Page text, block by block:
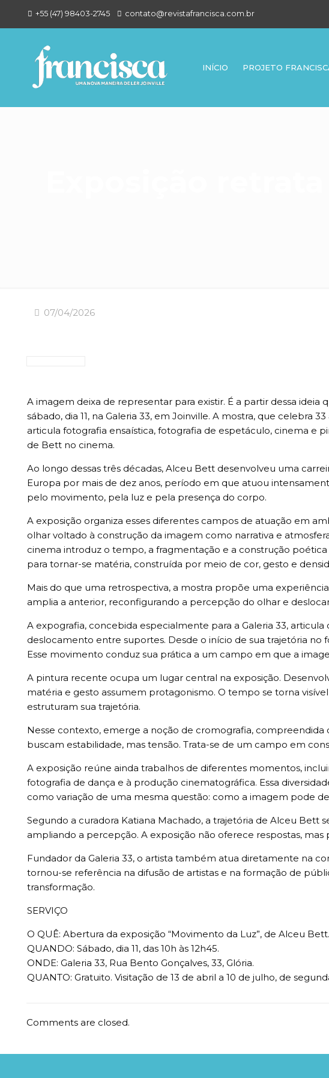
+55 (47) 98403-2745 contato@revistafrancisca.com.br
INÍCIO PROJETO
07/04/2026
A imagem deixa de representar para existir. É a partir dessa ideia
sábado, dia 11, na Galeria 33, em Joinville. A mostra, que
articula fotografia ensaística, fotografia de espetáculo, cinema e
de Bett no cinema.
Ao longo dessas três décadas, Alceu Bett desenvolveu uma
Europa por mais de dez anos, período em que atuou
pelo movimento, pela luz e pela presença do corpo.
A exposição organiza esses diferentes campos de atuação em
olhar voltado à construção da imagem como narrativa e
cinema introduz o tempo, a fragmentação e a construção
para tornar-se matéria, construída por meio de cor, gesto e
Mais do que uma retrospectiva, a mostra propõe uma
amplia a anterior, reconfigurando a percepção do olhar e
A expografia, concebida especialmente para a Galeria 33,
deslocamento entre suportes. Desde o início de sua trajetória no
Esse movimento conduz sua prática a um campo em que a
A pintura recente ocupa um lugar central na exposição.
matéria e gesto assumem protagonismo. O tempo se torna
estruturam sua trajetória.
Nesse contexto, emerge a noção de cromografia, compreendida
buscam estabilidade, mas tensão. Trata-se de um campo em
A exposição reúne ainda trabalhos de diferentes momentos,
fotografia de dança e à produção cinematográfica. Essa
como variação de uma mesma questão: como a imagem pode
Segundo a curadora Katiana Machado, a trajetória de Alceu
ampliando a percepção. A exposição não oferece respostas,
Fundador da Galeria 33, o artista também atua diretamente na
tornou-se referência na difusão de artistas e na formação de
transformação.
SERVIÇO
O QUÊ: Abertura da exposição “Movimento da Luz”, de Alceu Bett.
QUANDO: Sábado, dia 11, das 10h às 12h45.
ONDE: Galeria 33, Rua Bento Gonçalves, 33, Glória.
QUANTO: Gratuito. Visitação de 13 de abril a 10 de julho, de
Comments are closed.